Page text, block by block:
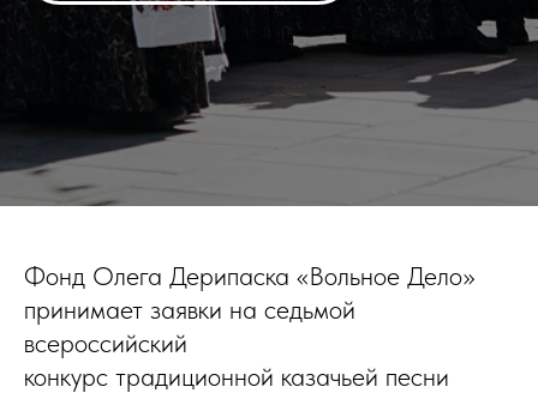
Фонд Олега Дерипаска «Вольное Дело»
принимает заявки на седьмой
всероссийский
конкурс традиционной казачьей песни